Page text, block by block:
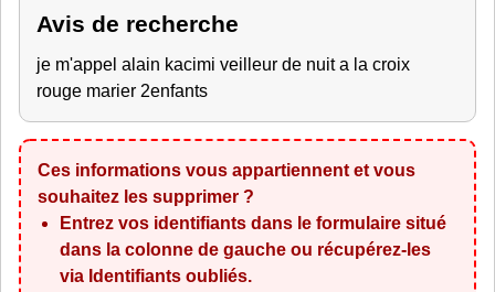
Avis de recherche
je m'appel alain kacimi veilleur de nuit a la croix
rouge marier 2enfants
Ces informations vous appartiennent et vous
souhaitez les supprimer ?
Entrez vos identifiants dans le formulaire situé
dans la colonne de gauche ou récupérez-les
via Identifiants oubliés.